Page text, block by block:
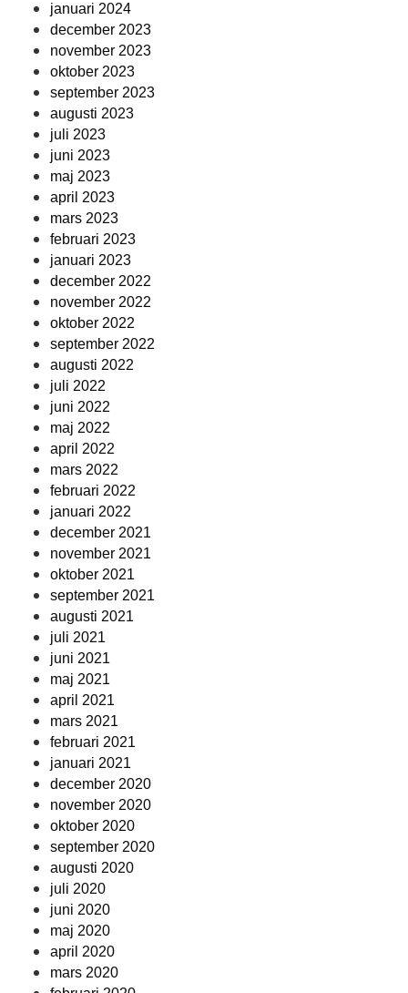
januari 2024
december 2023
november 2023
oktober 2023
september 2023
augusti 2023
juli 2023
juni 2023
maj 2023
april 2023
mars 2023
februari 2023
januari 2023
december 2022
november 2022
oktober 2022
september 2022
augusti 2022
juli 2022
juni 2022
maj 2022
april 2022
mars 2022
februari 2022
januari 2022
december 2021
november 2021
oktober 2021
september 2021
augusti 2021
juli 2021
juni 2021
maj 2021
april 2021
mars 2021
februari 2021
januari 2021
december 2020
november 2020
oktober 2020
september 2020
augusti 2020
juli 2020
juni 2020
maj 2020
april 2020
mars 2020